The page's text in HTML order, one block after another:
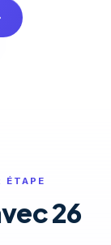
ÉTAPE
26